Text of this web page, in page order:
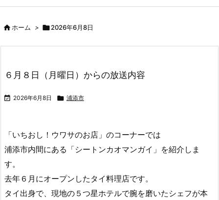

ホーム > 2026年6月8日
６月８日（月曜日）からの放送内容
 2026年6月8日  浦添市
「いちおし！ウワサのお店」のコーナーでは
浦添市内間にある「シートンカオマンガイ」を紹介しま
す。
去年６月にオープンしたタイ料理店です。
タイ出身で、現地の５つ星ホテルで腕を磨いたシェフが本